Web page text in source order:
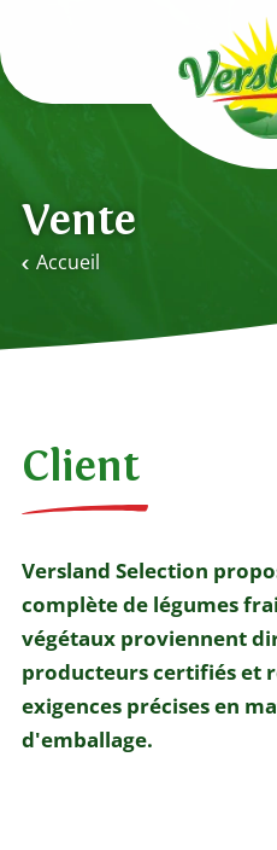
Vente
Accueil
Client
Versland Selection
complète de légumes
végétaux proviennent
producteurs certifiés et
exigences précises en
d'emballage.